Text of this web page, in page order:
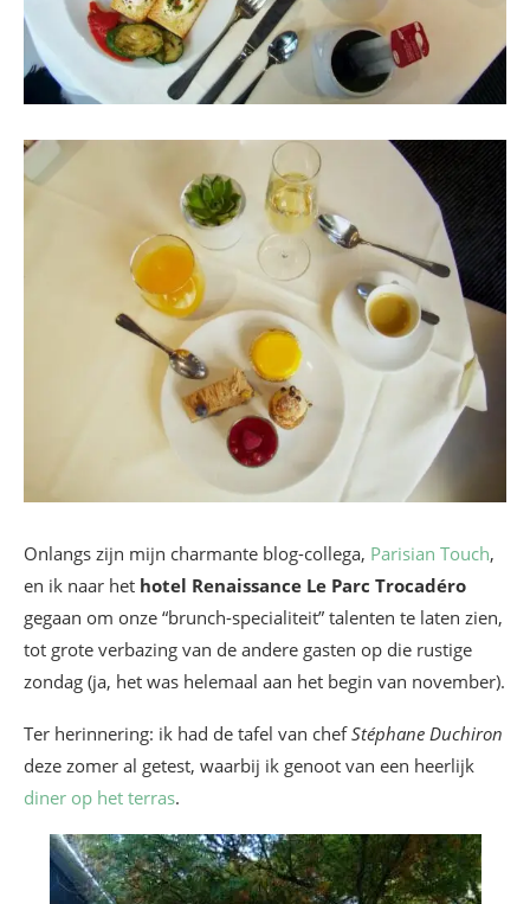
Onlangs zijn mijn charmante blog-collega, Parisian Touch,
en ik naar het hotel Renaissance Le Parc Trocadéro
gegaan om onze “brunch-specialiteit” talenten te laten zien,
tot grote verbazing van de andere gasten op die rustige
zondag (ja, het was helemaal aan het begin van november).
Ter herinnering: ik had de tafel van chefStéphane Duchiron
deze zomer al getest, waarbij ik genoot van een heerlijk
diner op het terras.